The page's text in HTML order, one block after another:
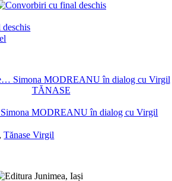
MODREANU în dialog cu Virgil
,Tănase Virgil